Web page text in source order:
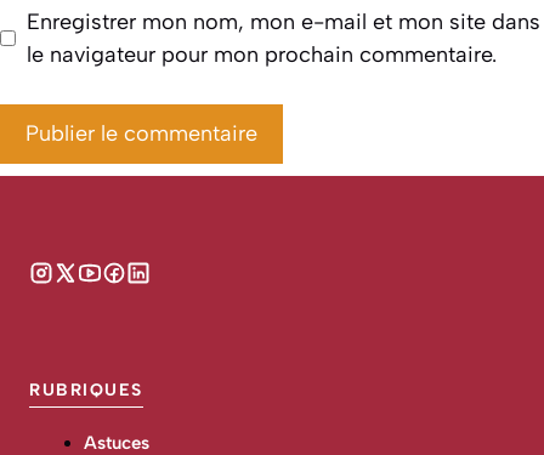
Enregistrer mon nom, mon e-mail et mon site dans
le navigateur pour mon prochain commentaire.
RUBRIQUES
Astuces